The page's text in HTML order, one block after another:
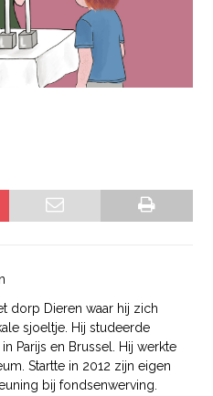
dorp Dieren waar hij zich
sjoeltje. Hij studeerde
Parijs en Brussel. Hij werkte
Startte in 2012 zijn eigen
bij fondsenwerving.